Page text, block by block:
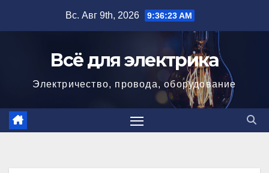
Вс. Авг 9th, 2026 9:36:24 AM
Всё для электрика
Электричество, провода, оборудование